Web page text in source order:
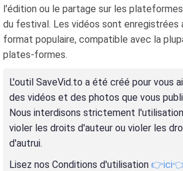
l'édition ou le partage sur les
du festival. Les vidéos sont enregistrées
format populaire, compatible avec la
plates-formes.
L'outil SaveVid.to a été créé pour vous
des vidéos et des photos que vous
Nous interdisons strictement
violer les droits d'auteur ou violer les
d'autrui.
Lisez nos Conditions d'utilisation